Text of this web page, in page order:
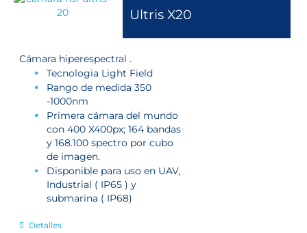
Ultris X20
Cámara hiperespectral .
Tecnologia Light Field
Rango de medida 350
-1000nm
Primera cámara del mundo
con 400 X400px; 164 bandas
y 168.100 spectro por cubo
de imagen.
Disponible para uso en UAV,
Industrial ( IP65 ) y
submarina ( IP68)
Detalles